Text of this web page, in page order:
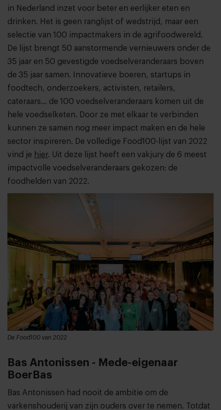
in Nederland inzet voor beter en eerlijker eten en
drinken. Het is geen ranglijst of wedstrijd, maar een
selectie van 100 impactmakers in de agrifoodwereld.
De lijst brengt 50 aanstormende vernieuwers onder de
35 jaar en 50 gevestigde voedselveranderaars boven
de 35 jaar samen. Innovatieve boeren, startups in
foodtech, onderzoekers, activisten, retailers,
cateraars... de 100 voedselveranderaars komen uit de
hele voedselketen. Door ze met elkaar te verbinden
kunnen ze samen nog meer impact maken en de hele
sector inspireren. De volledige Food100-lijst van 2022
vind je hier. Uit deze lijst heeft een vakjury de 6 meest
impactvolle voedselveranderaars gekozen: de
foodhelden van 2022.
De Food100 van 2022
Bas Antonissen - Mede-eigenaar
BoerBas
Bas Antonissen had nooit de ambitie om de
varkenshouderij van zijn ouders over te nemen. Totdat